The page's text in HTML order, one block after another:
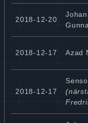
2018-12-20
2018-12-17 Azad
2018-12-17